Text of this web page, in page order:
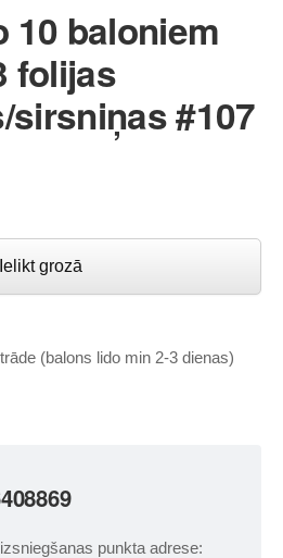
punkta adrese:
10 baloniem
folijas
sirsniņas #107
Ielikt grozā
(balons lido min 2-3 dienas)